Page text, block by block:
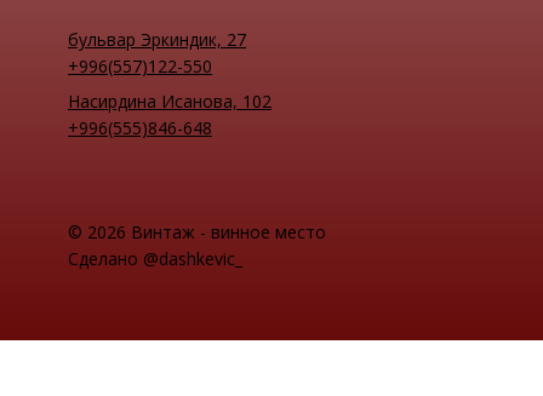
бульвар Эркиндик, 27
+996(557)122-550
Насирдина Исанова, 102
+996(555)846-648
© 2026 Винтаж - винное место
Сделано @dashkevic_